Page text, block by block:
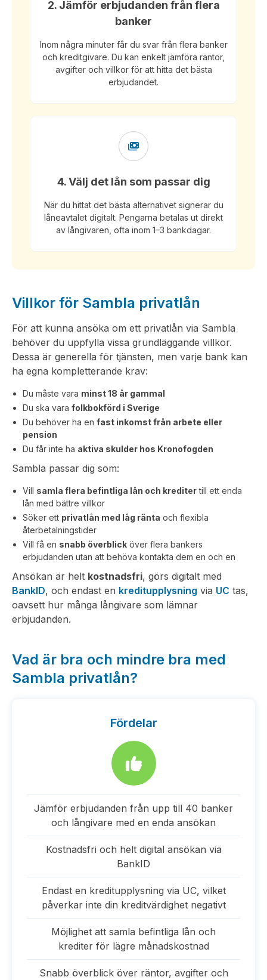
2. Jämför erbjudanden från flera
banker
Inom några minuter får du svar från flera banker
och kreditgivare. Du kan enkelt jämföra räntor,
avgifter och villkor för att hitta det bästa
erbjudandet.
4. Välj det lån som passar dig
När du hittat det bästa alternativet signerar du
låneavtalet digitalt. Pengarna betalas ut direkt
av långivaren, ofta inom 1–3 bankdagar.
Villkor för Sambla privatlån
För att kunna ansöka om ett privatlån via Sambla
behöver du uppfylla vissa grundläggande villkor.
Dessa är generella för tjänsten, men varje bank kan
ha egna kompletterande krav:
Du måste vara minst 18 år gammal
Du ska vara folkbokförd i Sverige
Du behöver ha en fast inkomst från arbete eller
pension
Du får inte ha aktiva skulder hos Kronofogden
Sambla passar dig som:
Vill samla flera befintliga lån och kreditertill ett enda
lån med bättre villkor
Söker ett privatlån med låg ränta och flexibla
återbetalningstider
Vill få en snabb överblick över flera bankers
erbjudanden utan att behöva kontakta dem en och en
Ansökan är helt kostnadsfri, görs digitalt med
BankID, och endast en kreditupplysning via UC tas,
oavsett hur många långivare som lämnar
erbjudanden.
Vad är bra och mindre bra med
Sambla privatlån?
Fördelar
Jämför erbjudanden från upp till 40 banker
och långivare med en enda ansökan
Kostnadsfri och helt digital ansökan via
BankID
Endast en kreditupplysning via UC, vilket
påverkar inte din kreditvärdighet negativt
Möjlighet att samla befintliga lån och
krediter för lägre månadskostnad
Snabb överblick över räntor, avgifter och